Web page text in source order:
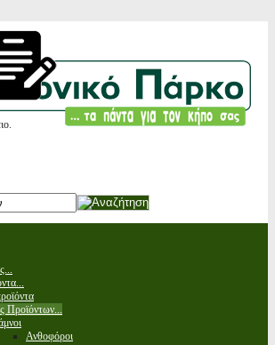
Προϊόντων...
Ανθοφόροι